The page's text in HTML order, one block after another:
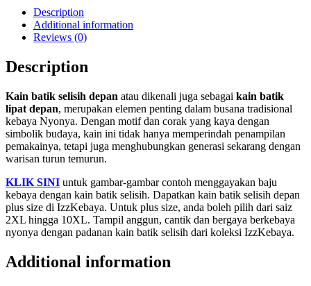
(XXXL)
quantity
Description
Additional information
Reviews (0)
Description
Kain batik selisih depan atau dikenali juga sebagai kain batik
lipat depan, merupakan elemen penting dalam busana tradisional
kebaya Nyonya. Dengan motif dan corak yang kaya dengan
simbolik budaya, kain ini tidak hanya memperindah penampilan
pemakainya, tetapi juga menghubungkan generasi sekarang dengan
warisan turun temurun.
KLIK SINI untuk gambar-gambar contoh menggayakan baju
kebaya dengan kain batik selisih. Dapatkan kain batik selisih depan
plus size di IzzKebaya. Untuk plus size, anda boleh pilih dari saiz
2XL hingga 10XL. Tampil anggun, cantik dan bergaya berkebaya
nyonya dengan padanan kain batik selisih dari koleksi IzzKebaya.
Additional information